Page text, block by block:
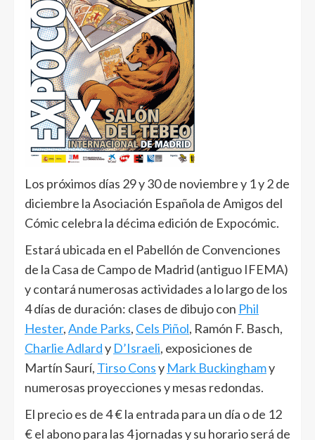
Los próximos días 29 y 30 de noviembre y 1 y 2 de
diciembre la Asociación Española de Amigos del
Cómic celebra la décima edición de Expocómic.
Estará ubicada en el Pabellón de Convenciones
de la Casa de Campo de Madrid (antiguo IFEMA)
y contará numerosas actividades a lo largo de los
4 días de duración: clases de dibujo con Phil
Hester,Ande Parks, Cels Piñol, Ramón F. Basch,
Charlie Adlardy D’Israeli, exposiciones de
Martín Saurí, Tirso Consy Mark Buckinghamy
numerosas proyecciones y mesas redondas.
El precio es de 4 € la entrada para un día o de 12
€ el abono para las 4 jornadas y su horario será de